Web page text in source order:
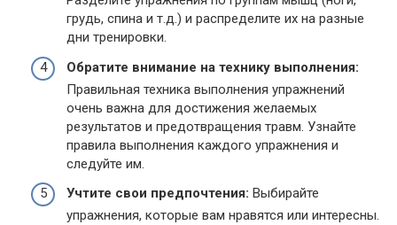
грудь, спина и т.д.) и распределите их на разные
дни тренировки.
Обратите внимание на технику выполнения:
Правильная техника выполнения упражнений
очень важна для достижения желаемых
результатов и предотвращения травм. Узнайте
правила выполнения каждого упражнения и
следуйте им.
Учтите свои предпочтения: Выбирайте
упражнения, которые вам нравятся или интересны.